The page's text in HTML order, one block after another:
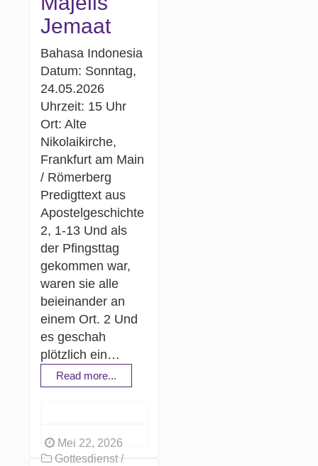
Jemaat
Bahasa Indonesia
Datum: Sonntag,
24.05.2026
Uhrzeit: 15 Uhr
Ort: Alte
Nikolaikirche,
Frankfurt am Main
/ Römerberg
Predigttext aus
Apostelgeschichte
2, 1-13 Und als
der Pfingsttag
gekommen war,
waren sie alle
beieinander an
einem Ort. 2 Und
es geschah
plötzlich ein…
Read more...
Mei 22, 2026
Gottesdienst /